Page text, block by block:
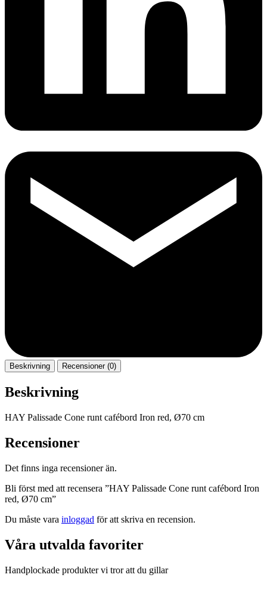
Beskrivning Recensioner (0)
Beskrivning
HAY Palissade Cone runt cafébord Iron red, Ø70 cm
Recensioner
Det finns inga recensioner än.
Bli först med att recensera ”HAY Palissade Cone runt cafébord Iron
red, Ø70 cm”
Du måste vara inloggad för att skriva en recension.
Våra utvalda favoriter
Handplockade produkter vi tror att du gillar